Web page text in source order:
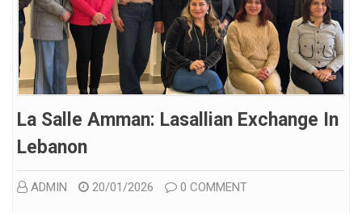
La Salle Amman: Lasallian Exchange In
Lebanon
ADMIN 20/01/2026 0 COMMENT